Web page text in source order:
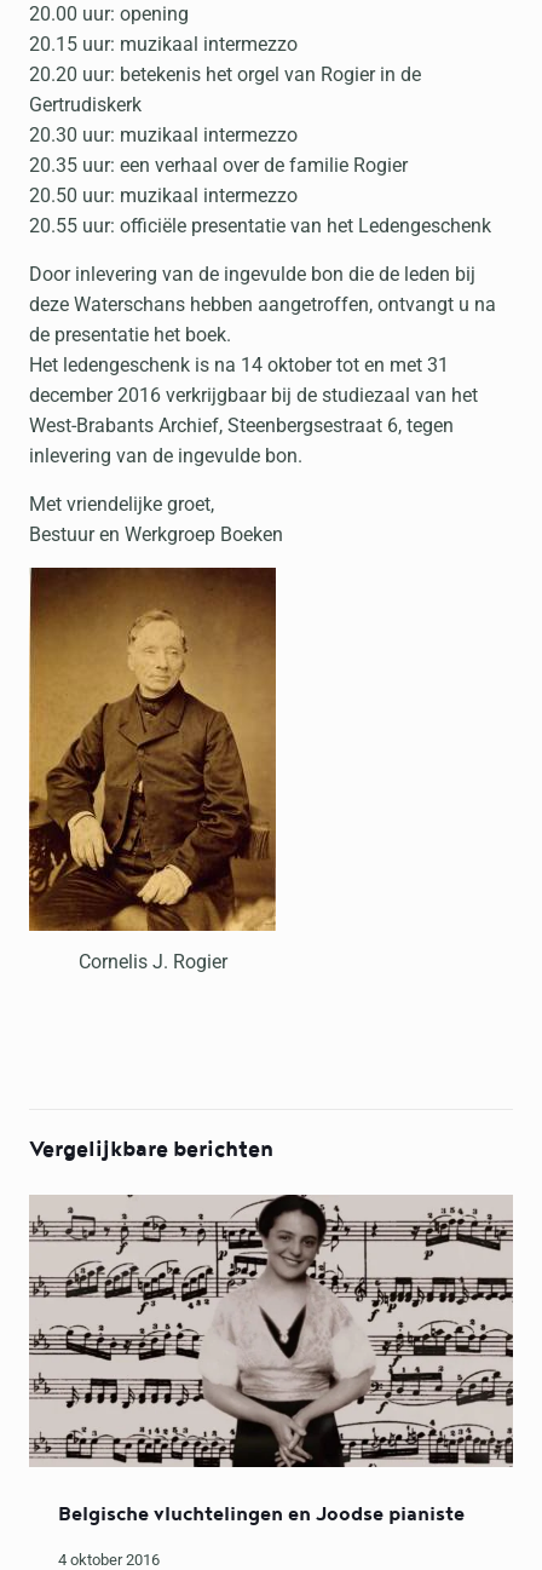
20.00 uur: opening
20.15 uur: muzikaal intermezzo
20.20 uur: betekenis het orgel van Rogier in de
Gertrudiskerk
20.30 uur: muzikaal intermezzo
20.35 uur: een verhaal over de familie Rogier
20.50 uur: muzikaal intermezzo
20.55 uur: officiële presentatie van het Ledengeschenk
Door inlevering van de ingevulde bon die de leden bij
deze Waterschans hebben aangetroffen, ontvangt u na
de presentatie het boek.
Het ledengeschenk is na 14 oktober tot en met 31
december 2016 verkrijgbaar bij de studiezaal van het
West-Brabants Archief, Steenbergsestraat 6, tegen
inlevering van de ingevulde bon.
Met vriendelijke groet,
Bestuur en Werkgroep Boeken
Cornelis J. Rogier
Vergelijkbare berichten
Belgische vluchtelingen en Joodse pianiste
4 oktober 2016